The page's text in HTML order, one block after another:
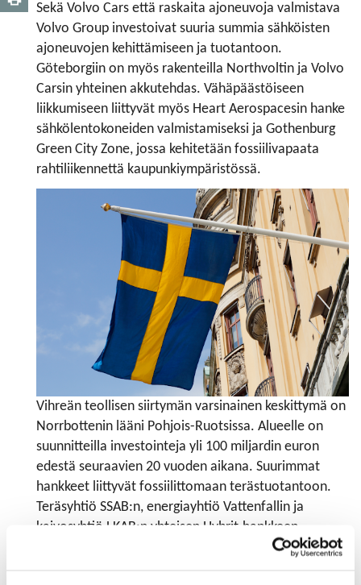
Sekä Volvo Cars että raskaita ajoneuvoja valmistava
Volvo Group investoivat suuria summia sähköisten
ajoneuvojen kehittämiseen ja tuotantoon.
Göteborgiin on myös rakenteilla Northvoltin ja Volvo
Carsin yhteinen akkutehdas. Vähäpäästöiseen
liikkumiseen liittyvät myös Heart Aerospacesin hanke
sähkölentokoneiden valmistamiseksi ja Gothenburg
Green City Zone, jossa kehitetään fossiilivapaata
rahtiliikennettä kaupunkiympäristössä.
Vihreän teollisen siirtymän varsinainen keskittymä on
Norrbottenin lääni Pohjois-Ruotsissa. Alueelle on
suunnitteilla investointeja yli 100 miljardin euron
edestä seuraavien 20 vuoden aikana. Suurimmat
hankkeet liittyvät fossiilittomaan terästuotantoon.
Teräsyhtiö SSAB:n, energiayhtiö Vattenfallin ja
kaivosyhtiö LKAB:n yhteisen Hybrit-hankkeen
ensimmäinen fossiilittoman teräksen koe-erä